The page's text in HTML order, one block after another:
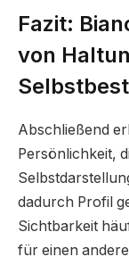
Fazit:
von
Abschließend
Persönlichkeit,
dadurch Profil
Sichtbarkeit
für einen